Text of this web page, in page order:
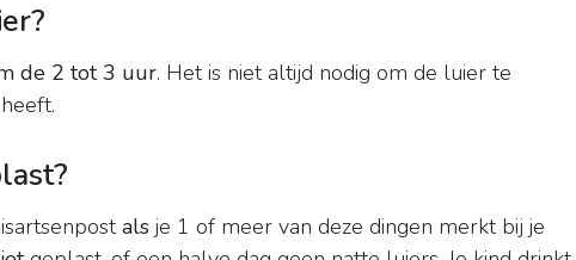
de 2 tot 3 uur. Het is niet altijd nodig om de luier te
als je 1 of meer van deze dingen merkt bij je